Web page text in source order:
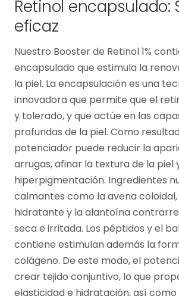
Retinol encapsulado:
eficaz
Nuestro Booster de Retinol 1%
encapsulado que estimula la
la piel. La encapsulación es una
innovadora que permite que el
y tolerado, y que actúe en las
profundas de la piel. Como
potenciador puede reducir la
arrugas, afinar la textura de la piel
hiperpigmentación. Ingredientes
calmantes como la avena
hidratante y la alantoína
seca e irritada. Los péptidos y el
contiene estimulan además la
colágeno. De este modo, el
crear tejido conjuntivo, lo que
elasticidad e hidratación, así como